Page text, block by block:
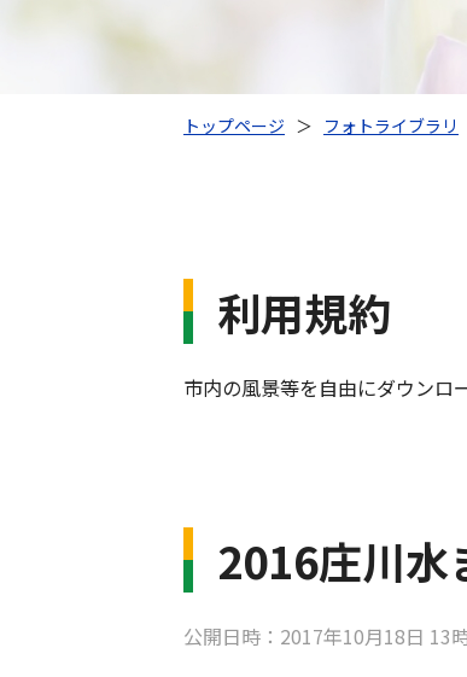
トップページ ＞ フォトライブラリ
利用規約
市内の風景等を自由にダウンロ
2016庄川水
公開日時：2017年10月18日 13